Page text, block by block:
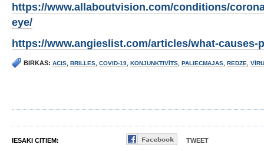
https://www.allaboutvision.com/conditions/
eye/
https://www.angieslist.com/articles/what-causes-
BIRKAS: ACIS BRILLES COVID-19 KONJUNKTIVĪTS PALIECMAJAS REDZE
IESAKI CITIEM: TWEET